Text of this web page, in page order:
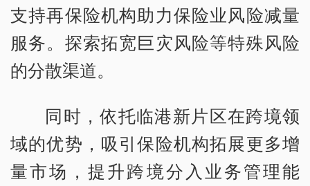
支持再保险机构助力保险业风险减量
服务。探索拓宽巨灾风险等特殊风险
的分散渠道。
同时，依托临港新片区在跨境领
域的优势，吸引保险机构拓展更多增
量市场，提升跨境分入业务管理能